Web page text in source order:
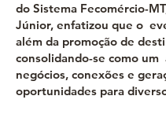
do Sistema Fecomércio-
Júnior, enfatizou que o
além da promoção de
consolidando-se como
negócios, conexões e
oportunidades para